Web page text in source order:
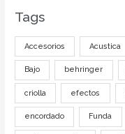
Tags
Accesorios Acustica
Bajo behringer
criolla efectos
encordado Funda